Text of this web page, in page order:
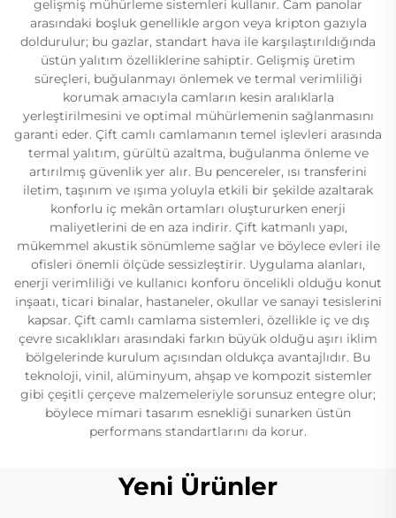
gelişmiş mühürleme sistemleri kullanır. Cam panolar
arasındaki boşluk genellikle argon veya kripton gazıyla
doldurulur; bu gazlar, standart hava ile karşılaştırıldığında
üstün yalıtım özelliklerine sahiptir. Gelişmiş üretim
süreçleri, buğulanmayı önlemek ve termal verimliliği
korumak amacıyla camların kesin aralıklarla
yerleştirilmesini ve optimal mühürlemenin sağlanmasını
garanti eder. Çift camlı camlamanın temel işlevleri arasında
termal yalıtım, gürültü azaltma, buğulanma önleme ve
artırılmış güvenlik yer alır. Bu pencereler, ısı transferini
iletim, taşınım ve ışıma yoluyla etkili bir şekilde azaltarak
konforlu iç mekân ortamları oluştururken enerji
maliyetlerini de en aza indirir. Çift katmanlı yapı,
mükemmel akustik sönümleme sağlar ve böylece evleri ile
ofisleri önemli ölçüde sessizleştirir. Uygulama alanları,
enerji verimliliği ve kullanıcı konforu öncelikli olduğu konut
inşaatı, ticari binalar, hastaneler, okullar ve sanayi tesislerini
kapsar. Çift camlı camlama sistemleri, özellikle iç ve dış
çevre sıcaklıkları arasındaki farkın büyük olduğu aşırı iklim
bölgelerinde kurulum açısından oldukça avantajlıdır. Bu
teknoloji, vinil, alüminyum, ahşap ve kompozit sistemler
gibi çeşitli çerçeve malzemeleriyle sorunsuz entegre olur;
böylece mimari tasarım esnekliği sunarken üstün
performans standartlarını da korur.
Yeni Ürünler